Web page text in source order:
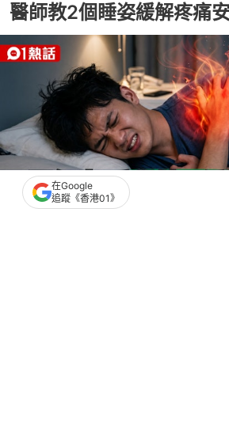
醫師教2個睡姿緩解疼痛
在Google
追蹤《香港01》